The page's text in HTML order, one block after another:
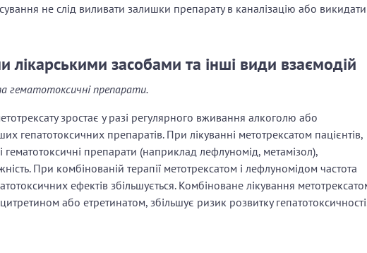
не слід виливати залишки препарату в каналізацію або викидати
лікарськими засобами та інші види взаємодій
гематотоксичні препарати.
зростає у разі регулярного вживання алкоголю або
гепатотоксичних препаратів. При лікуванні метотрексатом пацієнтів,
гематотоксичні препарати (наприклад лефлуномід, метамізол),
При комбінованій терапії метотрексатом і лефлуномідом частота
ефектів збільшується. Комбіноване лікування
або етретинатом, збільшує ризик розвитку